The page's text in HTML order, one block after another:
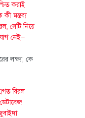
করাই
কী মন্তব্য
সেটি নিয়ে
নেই–
লক্ষ্য; কে
বিরল